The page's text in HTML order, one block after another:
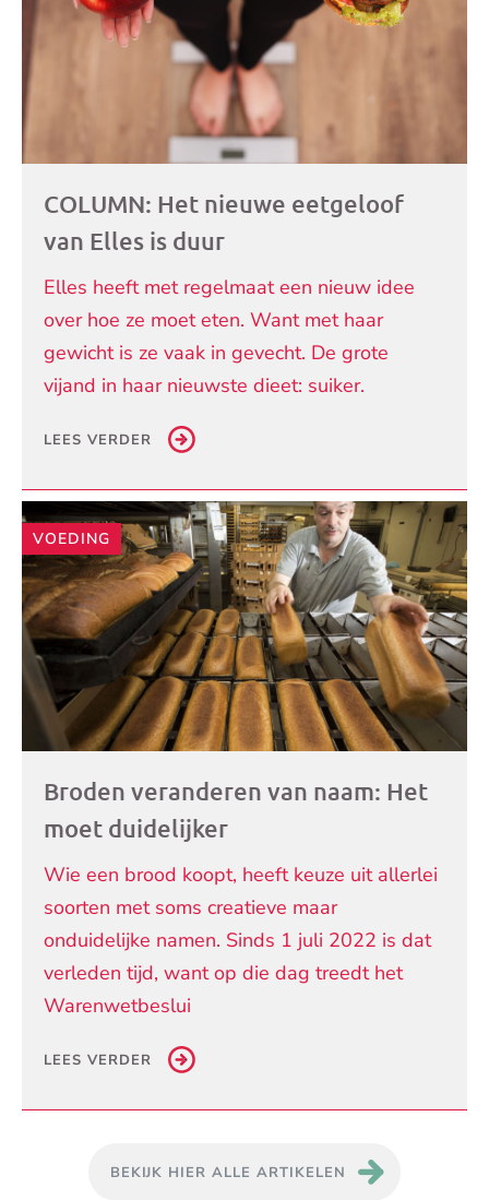
COLUMN: Het nieuwe eetgeloof
van Elles is duur
Elles heeft met regelmaat een nieuw idee
over hoe ze moet eten. Want met haar
gewicht is ze vaak in gevecht. De grote
vijand in haar nieuwste dieet: suiker.
LEES VERDER
VOEDING
Broden veranderen van naam: Het
moet duidelijker
Wie een brood koopt, heeft keuze uit allerlei
soorten met soms creatieve maar
onduidelijke namen. Sinds 1 juli 2022 is dat
verleden tijd, want op die dag treedt het
Warenwetbeslui
LEES VERDER
BEKIJK HIER ALLE ARTIKELEN